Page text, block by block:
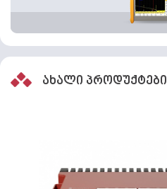
ახალი პროდუქტები